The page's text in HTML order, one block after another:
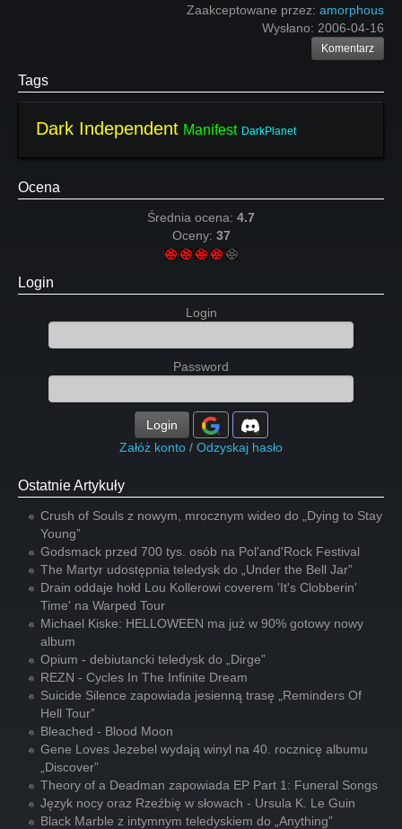
Zaakceptowane przez: amorphous
Wysłano: 2006-04-16
Komentarz
Tags
Dark Independent Manifest DarkPlanet
Ocena
Średnia ocena: 4.7
Oceny: 37
Login
Login
Password
Login
Załóż konto / Odzyskaj hasło
Ostatnie Artykuły
Crush of Souls z nowym, mrocznym wideo do „Dying to Stay
Young”
Godsmack przed 700 tys. osób na Pol'and'Rock Festival
The Martyr udostępnia teledysk do „Under the Bell Jar”
Drain oddaje hołd Lou Kollerowi coverem 'It's Clobberin'
Time' na Warped Tour
Michael Kiske: HELLOWEEN ma już w 90% gotowy nowy
album
Opium - debiutancki teledysk do „Dirge”
REZN - Cycles In The Infinite Dream
Suicide Silence zapowiada jesienną trasę „Reminders Of
Hell Tour”
Bleached - Blood Moon
Gene Loves Jezebel wydają winyl na 40. rocznicę albumu
„Discover”
Theory of a Deadman zapowiada EP Part 1: Funeral Songs
Język nocy oraz Rzeźbię w słowach - Ursula K. Le Guin
Black Marble z intymnym teledyskiem do „Anything”